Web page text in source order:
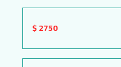
2750 $